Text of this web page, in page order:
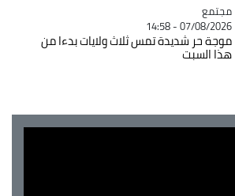
Catégorie
مجتمع
07/08/2026 - 14:58
موجة حر شديدة تمس ثلاث ولايات بدءا من
هذا السبت